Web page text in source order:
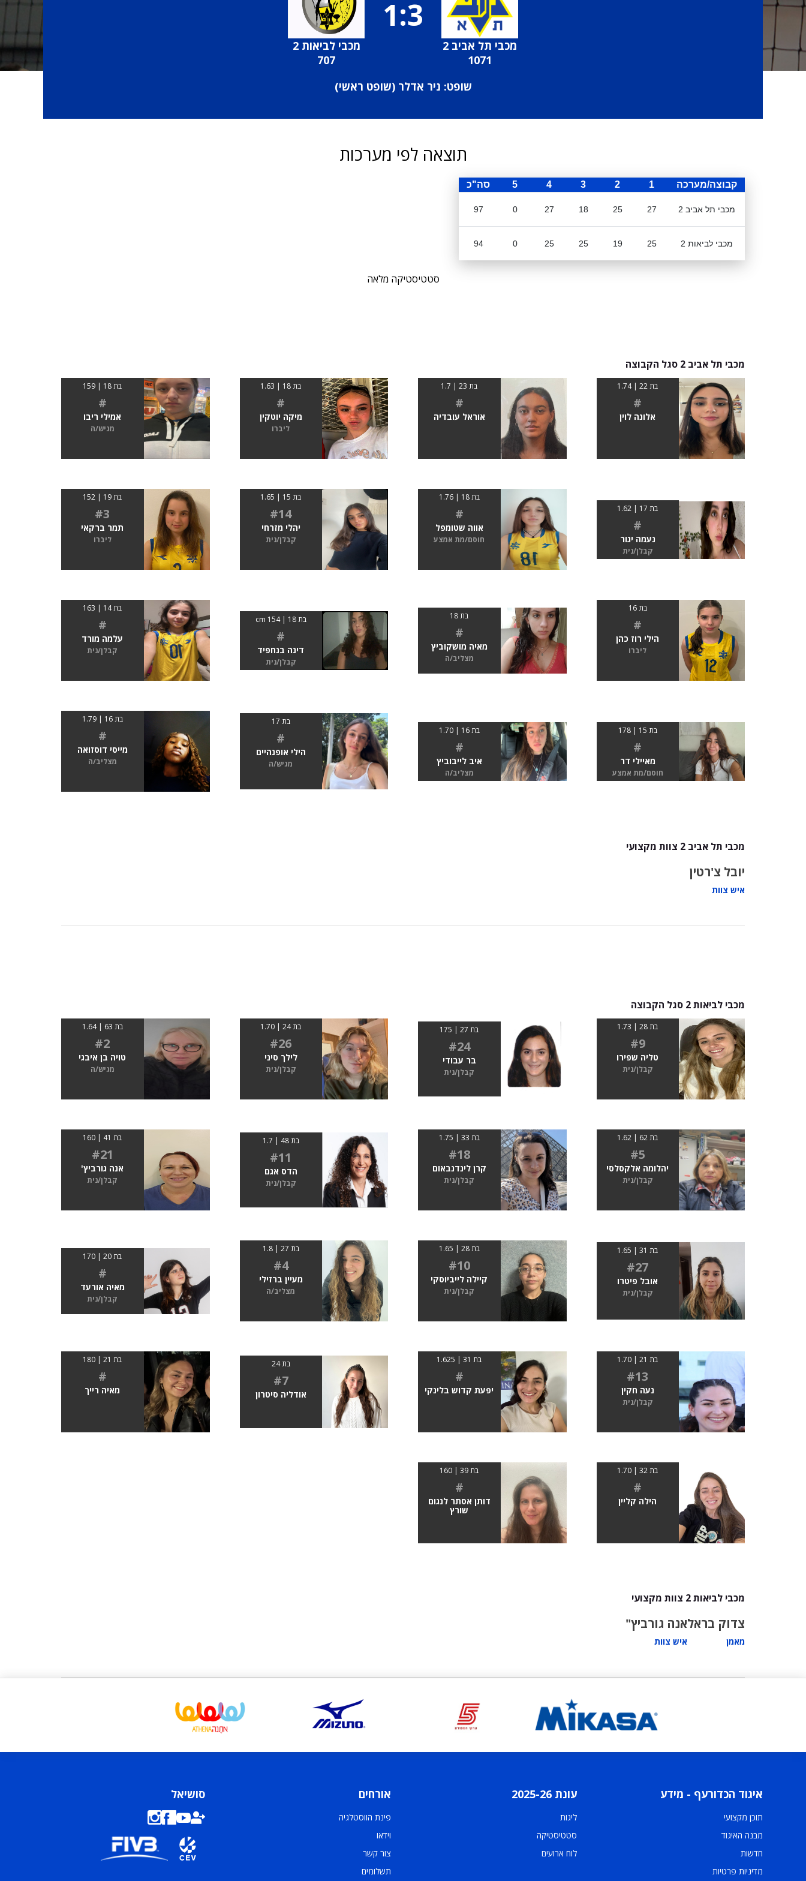
מכבי תל אביב 2
1071
1:3
מכבי לביאות 2
707
שופט: ניר אדלר (שופט ראשי)
תוצאה לפי מערכות
קבוצה/מערכה 1
2
3
4
5 סה"כ
מכבי תל אביב 2 27
25
18
27
0
97
מכבי לביאות 2 25
19
25
25
0
94
סטטיסטיקה מלאה
מכבי תל אביב 2 סגל הקבוצה
בת 22 | 1.74
#
אלונה לוין
בת 23 | 1.7
#
אוראל עובדיה
בת 18 | 1.63
#
מיקה יוטקין
ליברו
בת 18 | 159
#
אמילי ריבו
מגיש/ה
בת 17 | 1.62
#
נעמה יגור
קבלן/נית
בת 18 | 1.76
#
אווה שטומפל
חוסם/מת אמצע
בת 15 | 1.65
#14
יהלי מזרחי
קבלן/נית
בת 19 | 152
#3
תמר ברקאי
ליברו
בת 16
#
הילי רוז כהן
ליברו
בת 18
#
מאיה מושקוביץ
מצליב/ה
בת 18 | 154 cm
#
דינה בנחפיד
קבלן/נית
בת 14 | 163
#
עלמה מורד
קבלן/נית
בת 15 | 178
#
מאיילי דר
חוסם/מת אמצע
בת 16 | 1.70
#
איב לייבוביץ
מצליב/ה
בת 17
#
הילי אופנהיים
מגיש/ה
בת 16 | 1.79
#
מייסי דוסזואה
מצליב/ה
מכבי תל אביב 2 צוות מקצועי
יובל צ'רטין
איש צוות
מכבי לביאות 2 סגל הקבוצה
בת 28 | 1.73
#9
טליה שפירו
קבלן/נית
בת 27 | 175
#24
בר עבודי
קבלן/נית
בת 24 | 1.70
#26
לילך סיני
קבלן/נית
בת 63 | 1.64
#2
טויה בן איבגי
מגיש/ה
בת 62 | 1.62
#5
יהלומה אלקסלסי
קבלן/נית
בת 33 | 1.75
#18
קרן לינדנבאום
קבלן/נית
בת 48 | 1.7
#11
הדס אגם
קבלן/נית
בת 41 | 160
#21
אנה גורביץ'
קבלן/נית
בת 31 | 1.65
#27
אובל פיטרו
קבלן/נית
בת 28 | 1.65
#10
קיילה לייביוסקי
קבלן/נית
בת 27 | 1.8
#4
מעיין ברזילי
מצליב/ה
בת 20 | 170
#
מאיה אורעד
קבלן/נית
בת 21 | 1.70
#13
נעה חקין
קבלן/נית
בת 31 | 1.625
#
יפעת קדוש בלינקי
בת 24
#7
אודליה סיטרון
בת 21 | 180
#
מאיה רייך
בת 32 | 1.70
#
הילה קליין
בת 39 | 160
#
דותן אסתר לנגום
שורץ
מכבי לביאות 2 צוות מקצועי
צדוק בראל
מאמן
אנה גורביץ"
איש צוות
איגוד הכדורעף - מידע
תוכן מקצועי
מבנה האיגוד
חדשות
מדיניות פרטיות
עונת 2025-26
ליגות
סטטיסטיקה
לוח ארועים
אורחים
פינת הווסטלגיה
וידאו
צור קשר
תשלומים
סושיאל